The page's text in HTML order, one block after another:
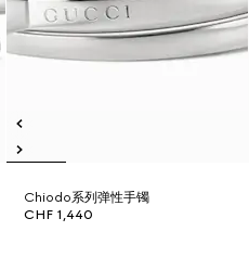
Chiodo系列弹性手镯
CHF 1,440